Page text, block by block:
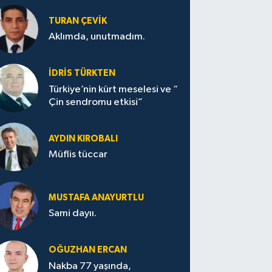
TURAN ÇEVİK
Aklımda, unutmadım.
İDRİS TÜRKTEN
Türkiye’nin kürt meselesi ve “
Çin sendromu etkisi”
AYDIN KIROBALI
Müflis tüccar
MUSTAFA ANAYURTLU
Sami dayıı.
OĞUZHAN ERCAN
Nakba 77 yaşında,